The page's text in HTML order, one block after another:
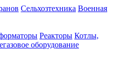
Сельхозтехника Военная
Реакторы Котлы,
оборудование